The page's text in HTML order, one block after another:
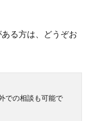
る方は、どうぞお
での相談も可能で